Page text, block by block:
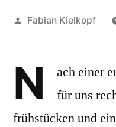
Veröffentlicht
Fabian Kielkopf
N
ach einer
für uns
frühstücken und